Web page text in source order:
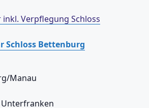
Verpflegung Schloss
Schloss Bettenburg
Manau